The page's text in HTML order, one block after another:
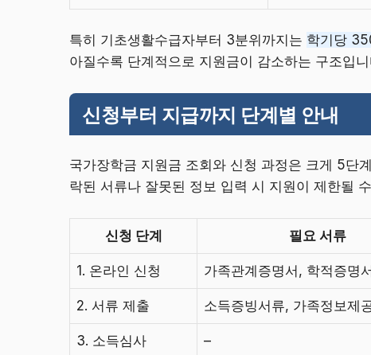
특히 기초생활수급자부터 3분위까지는 학기당
아질수록 단계적으로 지원금이 감소하는 구조입니
신청부터 지급까지 단계별 안내
국가장학금 지원금 조회와 신청 과정은 크게 5단
락된 서류나 잘못된 정보 입력 시 지원이 제한될
신청 단계 필요 서류
1. 온라인 신청 가족관계증명서, 학적증명
2. 서류 제출 소득증빙서류, 가족정보제
3. 소득심사 –